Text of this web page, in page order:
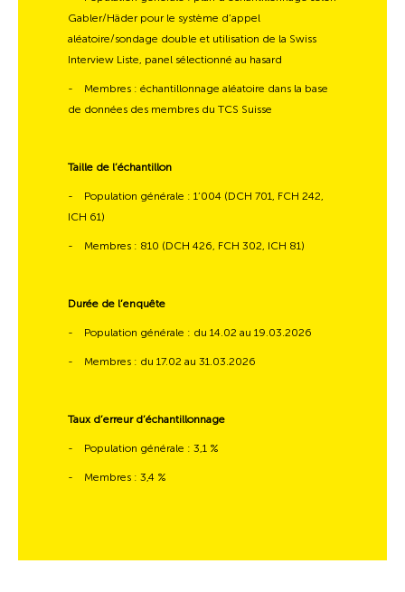
Gabler/Häder pour le système d’appel
aléatoire/sondage double et utilisation de la Swiss
Interview Liste, panel sélectionné au hasard
-
Membres : échantillonnage aléatoire dans la base
de données des membres du TCS Suisse
Taille de l’échantillon
-
Population générale : 1’004 (DCH 701, FCH 242,
ICH 61)
- Membres : 810 (DCH 426, FCH 302, ICH 81)
Durée de l’enquête
- Population générale : du 14.02 au 19.03.2026
- Membres : du 17.02 au 31.03.2026
Taux d’erreur d’échantillonnage
- Population générale : 3,1 %
- Membres : 3,4 %